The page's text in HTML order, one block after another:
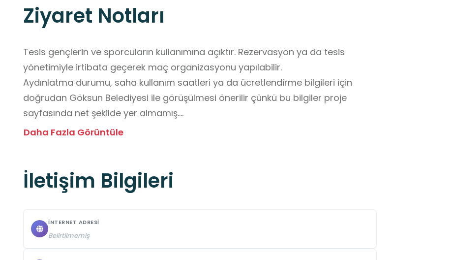
Ziyaret Notları
Tesis gençlerin ve sporcuların kullanımına açıktır. Rezervasyon ya da tesis
yönetimiyle irtibata geçerek maç organizasyonu yapılabilir.
Aydınlatma durumu, saha kullanım saatleri ya da ücretlendirme bilgileri için
doğrudan Göksun Belediyesi ile görüşülmesi önerilir çünkü bu bilgiler proje
sayfasında net şekilde yer almamış.
Spor etkinlikleri, yerel turnuvalar ya da amatör maçlar için uygun bir alan olarak
Öğrenciler, Veliler ve Eğitim Camiası için “Gezide / Kullanımda Nelere Dikkat
Edilmeli?”
ve fair-play bilinci geliştirebilir.
Veliler: Çocuklarıyla birlikte gelip saha kullanımını izleyebilir, maç ya da
Daha Fazla Görüntüle
İletişim Bilgileri
İNTERNET ADRESI
Belirtilmemiş